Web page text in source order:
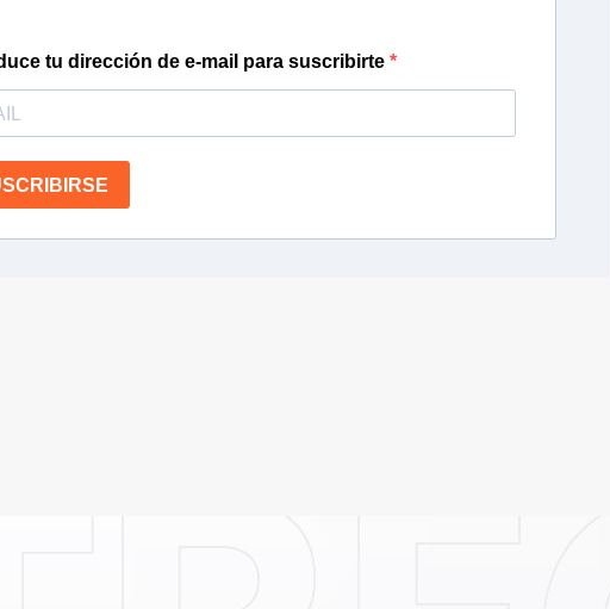
tu dirección de e-mail para suscribirte